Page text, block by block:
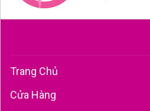
Trang Chủ
Cửa Hàng